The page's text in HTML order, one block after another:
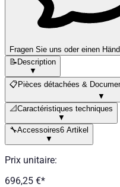
Fragen Sie uns oder einen
📝Description
▼
📋Pièces détachées &
▼
📐Caractéristiques techniques
▼
🔧Accessoires6 Artikel
▼
Prix unitaire:
696,25 €*